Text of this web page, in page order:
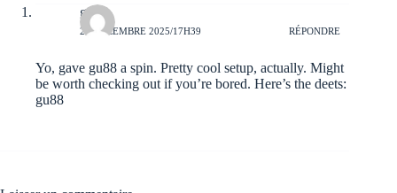
gu88
25 DÉCEMBRE 2025/17H39 RÉPONDRE
Yo, gave gu88 a spin. Pretty cool setup, actually. Might
be worth checking out if you’re bored. Here’s the deets:
gu88